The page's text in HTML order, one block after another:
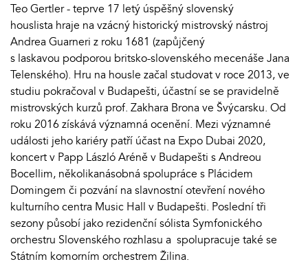
Teo Gertler - teprve 17 letý úspěšný slovenský
houslista hraje na vzácný historický mistrovský nástroj
Andrea Guarneri z roku 1681 (zapůjčený
s laskavou podporou britsko-slovenského mecenáše Jana
Telenského). Hru na housle začal studovat v roce 2013, ve
studiu pokračoval v Budapešti, účastní se se pravidelně
mistrovských kurzů prof. Zakhara Brona ve Švýcarsku. Od
roku 2016 získává významná ocenění. Mezi významné
události jeho kariéry patří účast na Expo Dubai 2020,
koncert v Papp László Aréně v Budapešti s Andreou
Bocellim, několikanásobná spolupráce s Plácidem
Domingem či pozvání na slavnostní otevření nového
kulturního centra Music Hall v Budapešti. Poslední tři
sezony působí jako rezidenční sólista Symfonického
orchestru Slovenského rozhlasu a spolupracuje také se
Státním komorním orchestrem Žilina.